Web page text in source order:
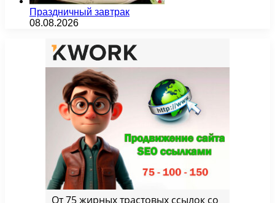
Праздничный завтрак
08.08.2026